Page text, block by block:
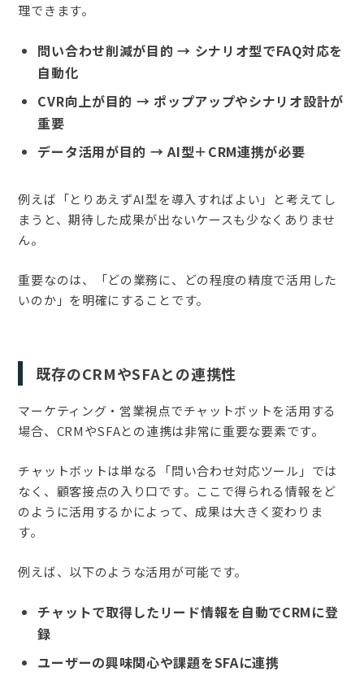
理できます。
問い合わせ削減が目的 → シナリオ型でFAQ対応を
自動化
CVR向上が目的 → ポップアップやシナリオ設計が
重要
データ活用が目的 → AI型＋CRM連携が必要
例えば「とりあえずAI型を導入すればよい」と考えてし
まうと、期待した成果が出ないケースも少なくありませ
ん。
重要なのは、「どの業務に、どの程度の精度で活用した
いのか」を明確にすることです。
既存のCRMやSFAとの連携性
マーケティング・営業視点でチャットボットを活用する
場合、CRMやSFAとの連携は非常に重要な要素です。
チャットボットは単なる「問い合わせ対応ツール」では
なく、顧客接点の入り口です。ここで得られる情報をど
のように活用するかによって、成果は大きく変わりま
す。
例えば、以下のような活用が可能です。
チャットで取得したリード情報を自動でCRMに登
録
ユーザーの興味関心や課題をSFAに連携